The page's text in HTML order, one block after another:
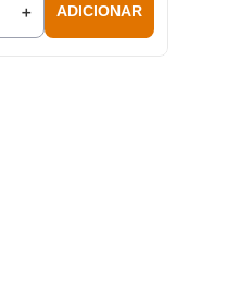
＋ ADICIONAR